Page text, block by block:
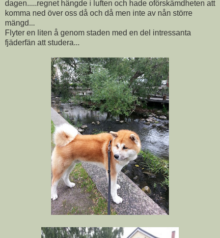
dagen.....regnet hängde i luften och hade oförskämdheten att
komma ned över oss då och då men inte av nån större
mängd...
Flyter en liten å genom staden med en del intressanta
fjäderfän att studera...